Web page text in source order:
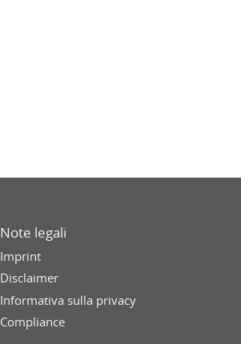
Note legali
Imprint
Disclaimer
Informativa sulla privacy
Compliance